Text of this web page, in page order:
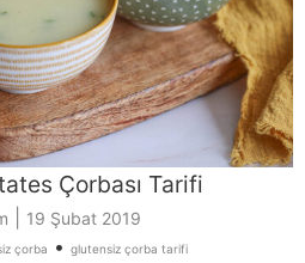
Çorbası Tarifi
19 Şubat 2019
çorba • glutensiz çorba tarifi